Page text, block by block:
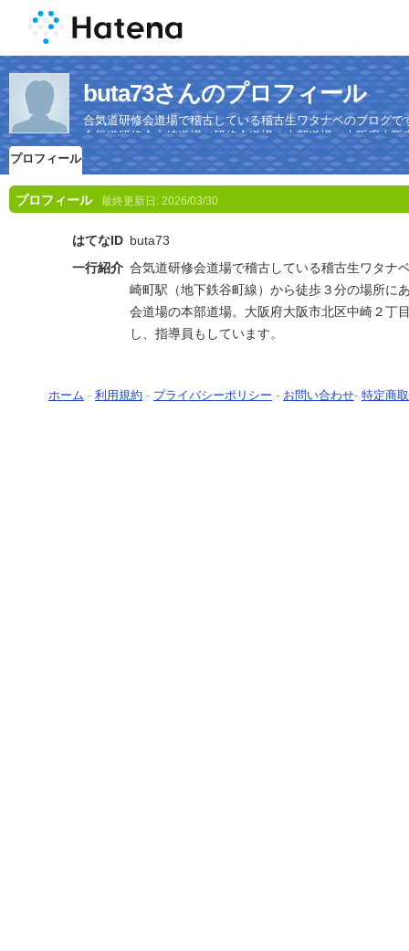
buta73さんのプロフィール
合気道研修会道場で稽古している稽古生ワタナベのブログ
合気道研修会中崎道場（研修会道場の本部道場。大阪府大
プロフィール
プロフィール 最終更新日: 2026/03/30
はてなID buta73
一行紹介 合気道研修会道場で稽古している稽古生ワタナ
崎町駅（地下鉄谷町線）から徒歩３分の場所に
会道場の本部道場。大阪府大阪市北区中崎２丁
し、指導員もしています。
ホーム - 利用規約 - プライバシーポリシー - お問い合わせ- 特定商